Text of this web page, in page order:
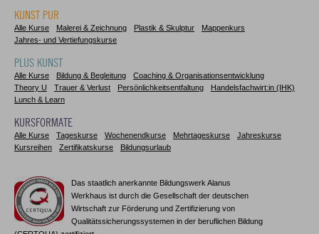
KUNST PUR
Alle Kurse Malerei & Zeichnung Plastik & Skulptur
Mappenkurs
Jahres- und Vertiefungskurse
PLUS KUNST
Alle Kurse Bildung & Begleitung
Coaching & Organisationsentwicklung
Theory U
Trauer & Verlust Persönlichkeitsentfaltung
Handelsfachwirt:in (IHK)
Lunch & Learn
KURSFORMATE
Alle Kurse Tageskurse Wochenendkurse Mehrtageskurse
Jahreskurse
Kursreihen
Zertifikatskurse Bildungsurlaub
Das staatlich anerkannte Bildungswerk Alanus
Werkhaus ist durch die Gesellschaft der deutschen
Wirtschaft zur Förderung und Zertifizierung von
Qualitätssicherungssystemen in der beruflichen Bildung